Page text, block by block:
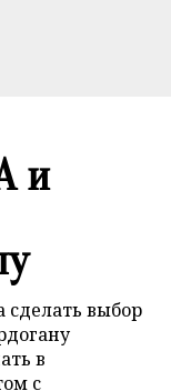
и
сделать выбор
в
с